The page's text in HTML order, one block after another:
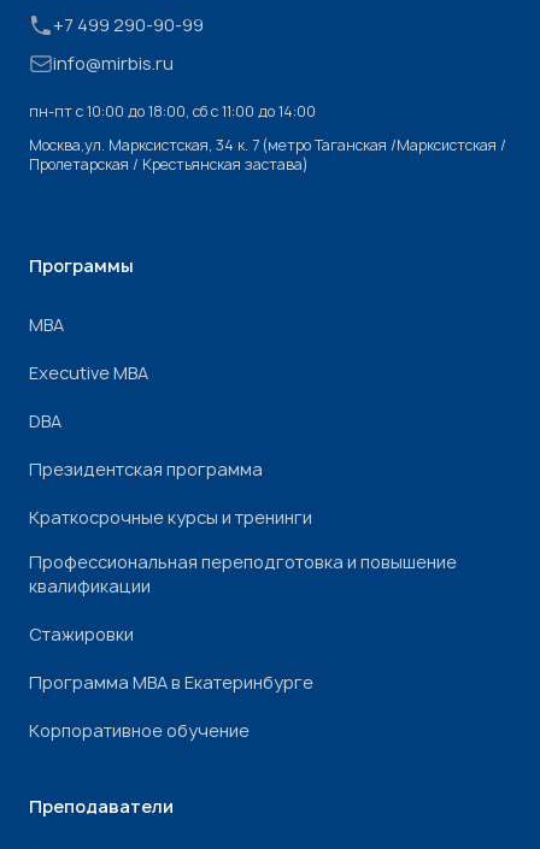
+7 499 290-90-99
info@mirbis.ru
пн-пт с 10:00 до 18:00, cб с 11:00 до 14:00
Москва,ул. Марксистская, 34 к. 7 (метро Таганская /Марксистская /
Пролетарская / Крестьянская застава)
Программы
МВА
Executive MBA
DBA
Президентская программа
Краткосрочные курсы и тренинги
Профессиональная переподготовка и повышение
квалификации
Стажировки
Программа МВА в Екатеринбурге
Корпоративное обучение
Преподаватели